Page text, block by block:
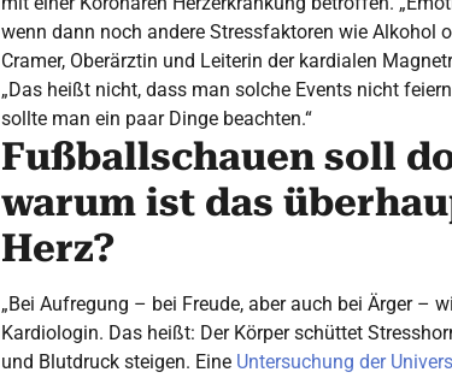
wenn dann noch andere Stressfaktoren wie Alkohol
Cramer, Oberärztin und Leiterin der kardialen
„Das heißt nicht, dass man solche Events nicht
sollte man ein paar Dinge beachten.“
Fußballschauen soll
warum ist das
Herz?
„Bei Aufregung – bei Freude, aber auch bei Ärger –
Kardiologin. Das heißt: Der Körper schüttet
und Blutdruck steigen. Eine Untersuchung der